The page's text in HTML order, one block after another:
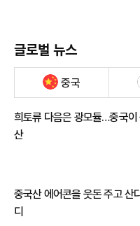
글로벌 뉴스
중국
희토류 다음은 광모듈…중국이
산
중국산 에어콘을 웃돈 주고 산
디